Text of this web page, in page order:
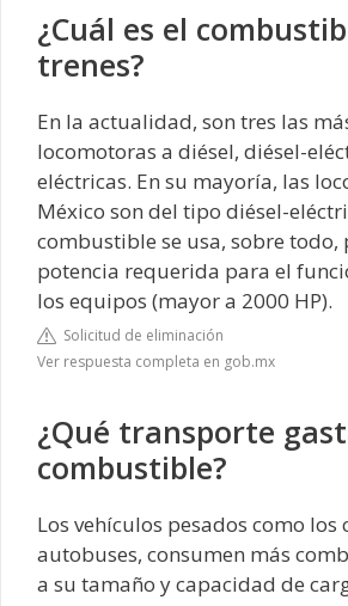
¿Cuál es el
trenes?
En la actualidad, son tres las
locomotoras a diésel, diésel-
eléctricas. En su mayoría, las
México son del tipo diésel-
combustible se usa, sobre todo,
potencia requerida para el
los equipos (mayor a 2000 HP).
Solicitud de eliminación
Ver respuesta completa en gob.mx
¿Qué transporte
combustible?
Los vehículos pesados como los
autobuses, consumen más
a su tamaño y capacidad de